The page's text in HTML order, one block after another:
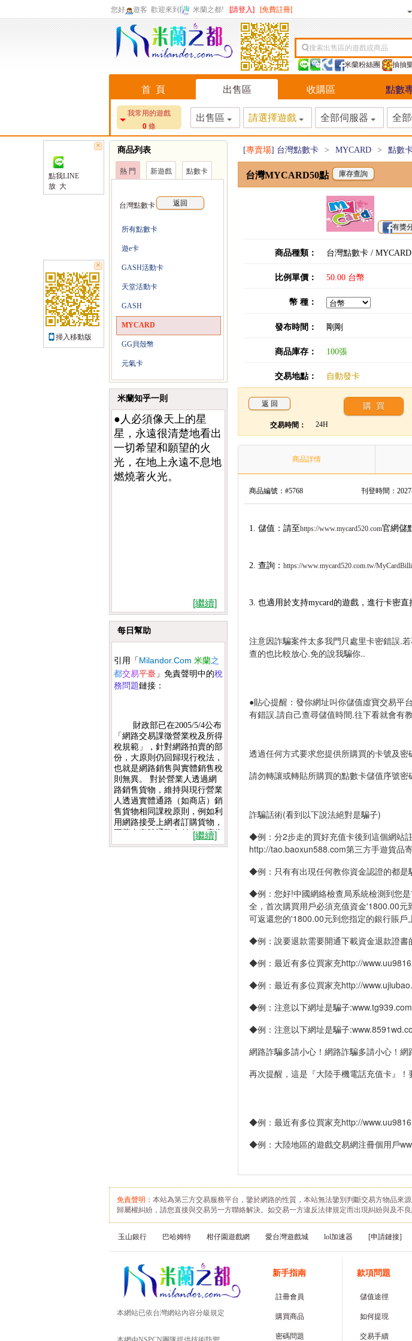
您好 遊客 歡迎來到 米蘭之都! [請登入] [免費註冊]
搜索出售區的遊戲或商品
米蘭粉絲團
抽抽
首 頁 出售區 收購區 點數
我常用的遊戲
0 條
出售區 請選擇遊戲 全部伺服器 全
×
掃入移動版
×
點我LINE
放 大
商品列表
熱 門 新遊戲 點數卡
台灣點數卡 返回
所有點數卡
遊e卡
GASH活動卡
天堂活動卡
GASH
MYCARD
GG貝殼幣
元氣卡
米蘭知乎一則
●人必須像天上的星
星，永遠很清楚地看出
一切希望和願望的火
光，在地上永遠不息地
燃燒著火光。
[繼續]
每日幫助
引用 「 Milandor.Com 米蘭之
都交易平臺 」 免責聲明中的稅
務問題鏈接：
財政部已在2005/5/4公布
「網路交易課徵營業稅及所得
稅規範」，針對網路拍賣的部
份，大原則仍回歸現行稅法，
也就是網路銷售與實體銷售稅
則無異。 對於營業人透過網
路銷售貨物，維持與現行營業
人透過實體通路（如商店）銷
售貨物相同課稅原則，例如利
用網路接受上網者訂購貨物，
再藉由實體通路交付者，應依
法報稅。即月營業額超過8萬
10萬元，您每個月就固定繳納
營業稅10萬元x 1%=1,000元，
且每三個月申報一次。 如果
公司之營利事業，則應依法申
請營利事業並開立統一發票，
並依銷售額的5%計算銷項稅
額，以及當期進銷項稅額及應
納、溢付營稅稅額，繳納營業
稅。
[繼續]
[專賣場] 台灣點數卡 > MYCARD > 點數
台灣MYCARD50點
有獎
商品種類： 台灣點數卡 /
比例單價： 50.00 台幣
幣 種：
發布時間： 剛剛
商品庫存： 100張
交易地點： 自動發卡
交易時間： 24H
商品詳情
商品編號：#5768 刊登時間：
1. 儲值：請至https://www.mycard520.com官網儲
2. 查詢： https://www.mycard520.com.tw/
3. 也適用於支持mycard的遊戲，進行卡密直
注意因詐騙案件太多我門只處里卡密錯誤.
查的也比較放心.免的說我騙你..
●貼心提醒：發你網址叫你儲值虛寶交易平
有錯誤.請自己查尋儲值時間.往下看就會有
透過任何方式要求您提供所購買的卡號及密
請勿轉讓或轉貼所購買的點數卡儲值序號
詐騙話術(看到以下說法絕對是騙子)
◆例：分2步走的買好充值卡後到這個網站
http://tao.baoxun588.com第三方手遊貨品
◆例：只有有出現任何教你資金認證的都
◆例：您好!中國網絡檢查局系統檢測到您
全，首次購買用戶必須充值資金'1800.00
可返還您的'1800.00元到您指定的銀行賬戶
◆例：說要退款需要開通下載資金退款證書
◆例：最近有多位買家充http://
◆例：最近有多位買家充http://
◆例：注意以下網址是騙子
◆例：注意以下網址是騙子
網路詐騙多請小心！網路詐騙多請小心！網
再次提醒，這是『大陸手機電話充值卡』
◆例：最近有多位買家充http://
◆例：大陸地區的遊戲交易網注冊個用戶
免責聲明 ：本站為第三方交易服務平台，鑒於網路的性質，本站無法鑒別判斷交易方物品
歸屬權糾紛，請您直接與交易另一方聯絡解決。如交易一方違反法律規定而出現糾紛與及不
玉山銀行 巴哈姆特 柑仔園遊戲網 愛台灣遊戲城 lol加速器 [申請鏈接]
本網站已依台灣網站內容分級規定
新手指南
註冊會員
購買商品
密碼問題
款項問題
儲值途徑
如何提現
交易手續